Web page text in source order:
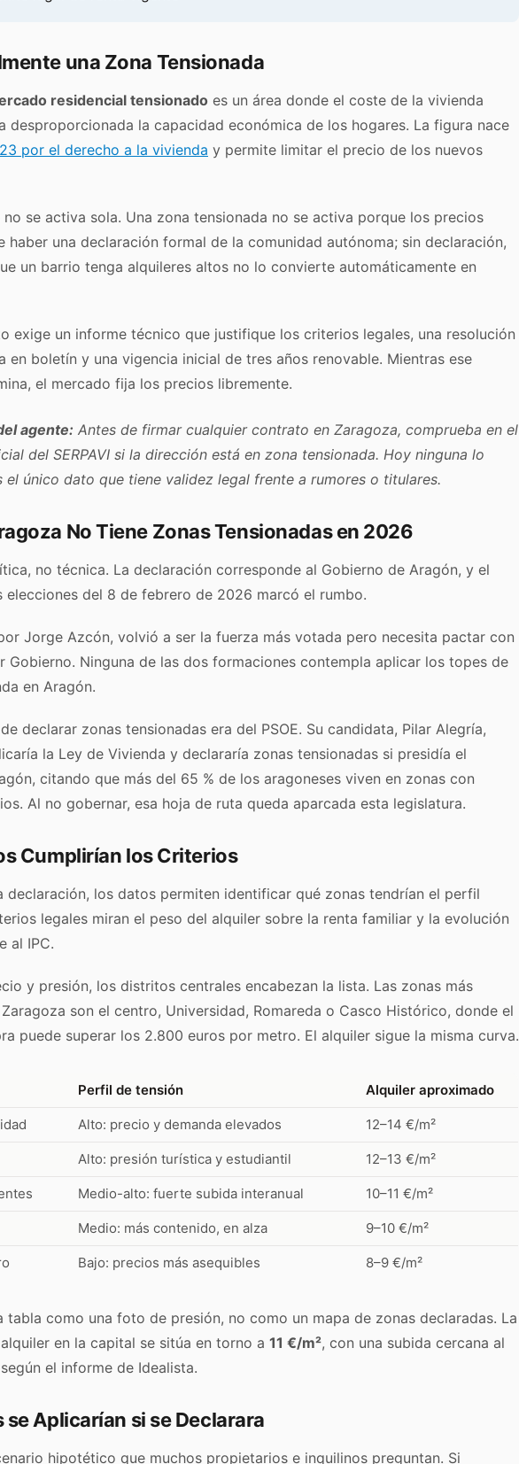
una Zona Tensionada
residencial tensionado es un área donde el coste de la vivienda
desproporcionada la capacidad económica de los hogares. La figura nace
por el derecho a la vivienda y permite limitar el precio de los nuevos
no se activa sola. Una zona tensionada no se activa porque los precios
haber una declaración formal de la comunidad autónoma; sin declaración,
un barrio tenga alquileres altos no lo convierte automáticamente en
exige un informe técnico que justifique los criterios legales, una resolución
en boletín y una vigencia inicial de tres años renovable. Mientras ese
el mercado fija los precios libremente.
agente: Antes de firmar cualquier contrato en Zaragoza, comprueba en el
del SERPAVI si la dirección está en zona tensionada. Hoy ninguna lo
el único dato que tiene validez legal frente a rumores o titulares.
No Tiene Zonas Tensionadas en 2026
no técnica. La declaración corresponde al Gobierno de Aragón, y el
elecciones del 8 de febrero de 2026 marcó el rumbo.
Jorge Azcón, volvió a ser la fuerza más votada pero necesita pactar con
Gobierno. Ninguna de las dos formaciones contempla aplicar los topes de
en Aragón.
declarar zonas tensionadas era del PSOE. Su candidata, Pilar Alegría,
la Ley de Vivienda y declararía zonas tensionadas si presidía el
citando que más del 65 % de los aragoneses viven en zonas con
Al no gobernar, esa hoja de ruta queda aparcada esta legislatura.
Cumplirían los Criterios
declaración, los datos permiten identificar qué zonas tendrían el perfil
legales miran el peso del alquiler sobre la renta familiar y la evolución
al IPC.
y presión, los distritos centrales encabezan la lista. Las zonas más
son el centro, Universidad, Romareda o Casco Histórico, donde el
puede superar los 2.800 euros por metro. El alquiler sigue la misma curva.
Perfil de tensión Alquiler aproximado
Alto: precio y demanda elevados 12–14 €/m²
Alto: presión turística y estudiantil 12–13 €/m²
Medio-alto: fuerte subida interanual 10–11 €/m²
Medio: más contenido, en alza 9–10 €/m²
Bajo: precios más asequibles 8–9 €/m²
tabla como una foto de presión, no como un mapa de zonas declaradas. La
en la capital se sitúa en torno a 11 €/m², con una subida cercana al
el informe de Idealista.
se Aplicarían si se Declarara
hipotético que muchos propietarios e inquilinos preguntan. Si